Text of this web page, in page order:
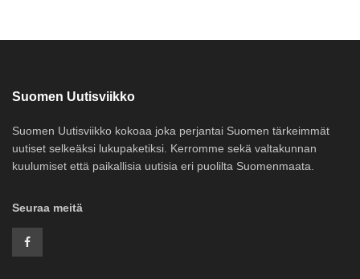
Suomen Uutisviikko
Suomen Uutisviikko kokoaa joka perjantai Suomen tärkeimmät
uutiset selkeäksi lukupaketiksi. Kerromme sekä valtakunnan
kuulumiset että paikallisia uutisia eri puolilta Suomenmaata.
Seuraa meitä